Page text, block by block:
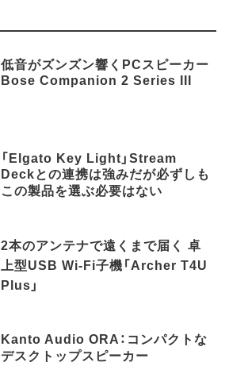
低音がズンズン響くPCスピーカー
Bose Companion 2 Series III
「Elgato Key Light」Stream
Deckとの連携は強みだが必ずしも
この製品を選ぶ必要はない
2本のアンテナで遠くまで届く 卓
上型USB Wi-Fi子機「Archer T4U
Plus」
Kanto Audio ORA：コンパクトな
デスクトップスピーカー